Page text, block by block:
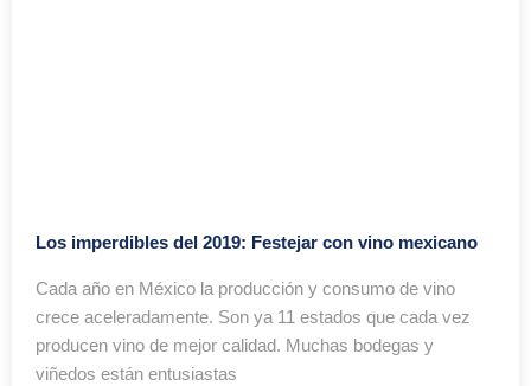
Los imperdibles del 2019: Festejar con vino mexicano
Cada año en México la producción y consumo de vino
crece aceleradamente. Son ya 11 estados que cada vez
producen vino de mejor calidad. Muchas bodegas y
viñedos están entusiastas